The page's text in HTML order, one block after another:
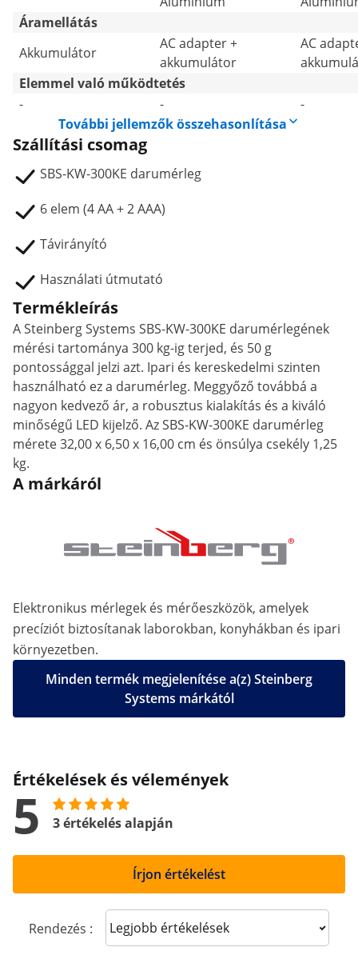
Áramellátás
Akkumulátor
AC adapter +
akkumulátor
AC
Elemmel való működtetés
-
-
-
További jellemzők összehasonlítása
Szállítási csomag
SBS-KW-300KE darumérleg
6 elem (4 AA + 2 AAA)
Távirányító
Használati útmutató
Termékleírás
A Steinberg Systems SBS-KW-300KE darumérlegének
mérési tartománya 300 kg-ig terjed, és 50 g
pontossággal jelzi azt. Ipari és kereskedelmi szinten
használható ez a darumérleg. Meggyőző továbbá a
nagyon kedvező ár, a robusztus kialakítás és a kiváló
minőségű LED kijelző. Az SBS-KW-300KE darumérleg
mérete 32,00 x 6,50 x 16,00 cm és önsúlya csekély 1,25
kg.
A márkáról
Elektronikus mérlegek és mérőeszközök, amelyek
precíziót biztosítanak laborokban, konyhákban és ipari
környezetben.
Minden termék megjelenítése a(z) Steinberg
Systems márkától
Értékelések és vélemények
5 3 értékelés alapján
Írjon értékelést
Rendezés : Sort reviews